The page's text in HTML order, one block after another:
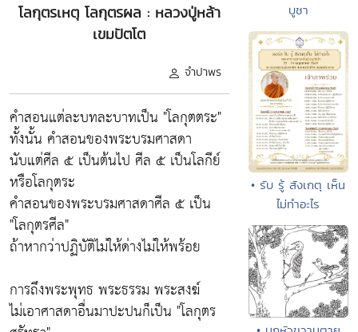
โลกุตรเหตุ โลกุตรผล : หลวงปู่หล้า
เขมปัตโต
จำปาพร
คำสอนแต่ละบทละบาทเป็น "โลกุตตระ"
ทั้งนั้น คำสอนของพระบรมศาสดา
นับแต่ศีล ๕ เป็นต้นไป ศีล ๕ เป็นโลกีย์
หรือโลกุตระ
คำสอนของพระบรมศาสดาศีล ๕ เป็น
"โลกุตรศีล"
ถ้าหากว่าปฏิบัติไม่ให้ด่างไม่ให้พร้อย
การถึงพระพุทธ พระธรรม พระสงฆ์
ไม่เอาศาสดาอื่นมาปะปนก็เป็น "โลกุตร
บูชา
• รับ รู้ สังเกตุ เห็น
ไม่ทำอะไร